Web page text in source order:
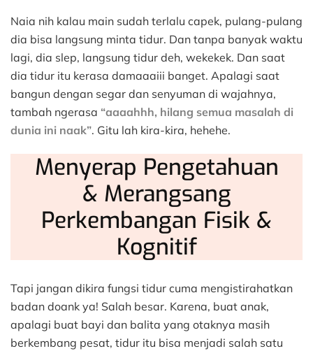
Naia nih kalau main sudah terlalu capek, pulang-pulang
dia bisa langsung minta tidur. Dan tanpa banyak waktu
lagi, dia slep, langsung tidur deh, wekekek. Dan saat
dia tidur itu kerasa damaaaiii banget. Apalagi saat
bangun dengan segar dan senyuman di wajahnya,
tambah ngerasa “aaaahhh, hilang semua masalah di
dunia ini naak”. Gitu lah kira-kira, hehehe.
Menyerap Pengetahuan
& Merangsang
Perkembangan Fisik &
Kognitif
Tapi jangan dikira fungsi tidur cuma mengistirahatkan
badan doank ya! Salah besar. Karena, buat anak,
apalagi buat bayi dan balita yang otaknya masih
berkembang pesat, tidur itu bisa menjadi salah satu